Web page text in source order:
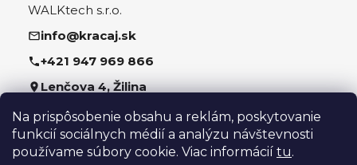
Na prispôsobenie obsahu a reklám, poskytovanie
funkcií sociálnych médií a analýzu návštevnosti
používame súbory cookie. Viac informácií tu.
WALKtech s.r.o.
info@kracaj.sk
+421 947 969 866
Lenčova 4, Žilina
Sledujte nás